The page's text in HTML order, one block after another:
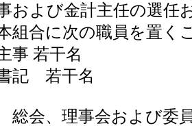
および金計主任の選
組合に次の職員を置く
事 若干名
書記 若干名
会、理事会および委